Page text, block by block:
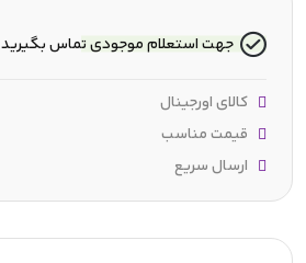
جهت استعلام موجودی تماس بگیرید
کالای اورجینال
قیمت مناسب
ارسال سریع